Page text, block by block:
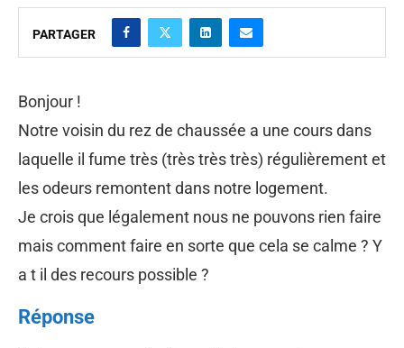
PARTAGER
Bonjour !
Notre voisin du rez de chaussée a une cours dans
laquelle il fume très (très très très) régulièrement et
les odeurs remontent dans notre logement.
Je crois que légalement nous ne pouvons rien faire
mais comment faire en sorte que cela se calme ? Y
a t il des recours possible ?
Réponse